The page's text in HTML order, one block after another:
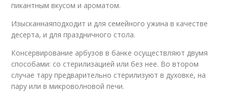
пикантным вкусом и ароматом.
Изысканнаяподходит и для семейного ужина в качестве
десерта, и для праздничного стола.
Консервирование арбузов в банке осуществляют двумя
способами: со стерилизацией или без нее. Во втором
случае тару предварительно стерилизуют в духовке, на
пару или в микроволновой печи.